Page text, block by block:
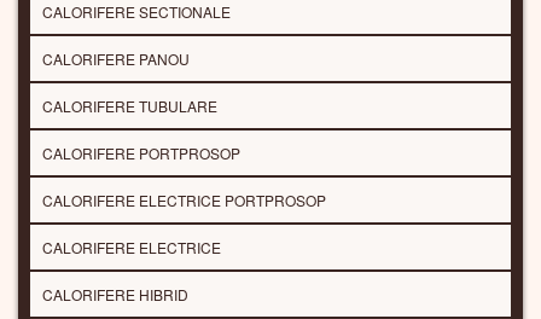
CALORIFERE SECTIONALE
CALORIFERE PANOU
CALORIFERE TUBULARE
CALORIFERE PORTPROSOP
CALORIFERE ELECTRICE PORTPROSOP
CALORIFERE ELECTRICE
CALORIFERE HIBRID